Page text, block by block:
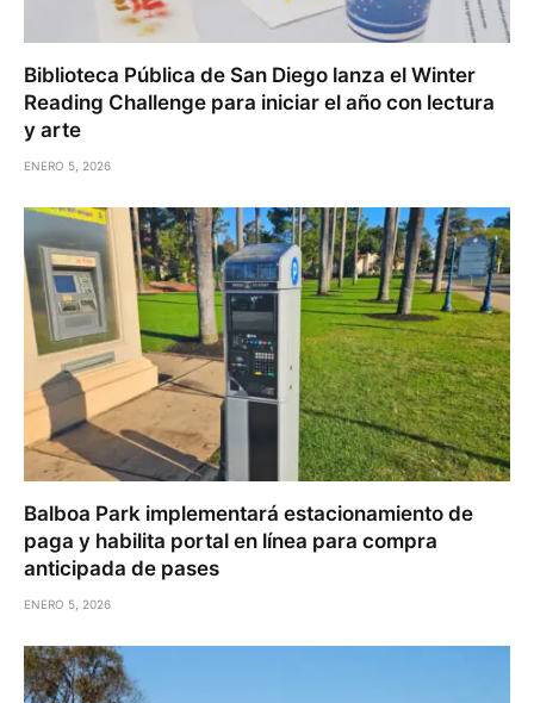
Biblioteca Pública de San Diego lanza el Winter
Reading Challenge para iniciar el año con lectura
y arte
ENERO 5, 2026
Balboa Park implementará estacionamiento de
paga y habilita portal en línea para compra
anticipada de pases
ENERO 5, 2026